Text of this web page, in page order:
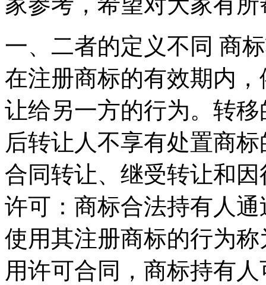
一、二者的定义不同 商
在注册商标的有效期内
让给另一方的行为。转
后转让人不享有处置商
合同转让、继受转让和
许可：商标合法持有人
使用其注册商标的行为
用许可合同，商标持有